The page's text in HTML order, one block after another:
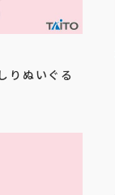
りぬいぐる